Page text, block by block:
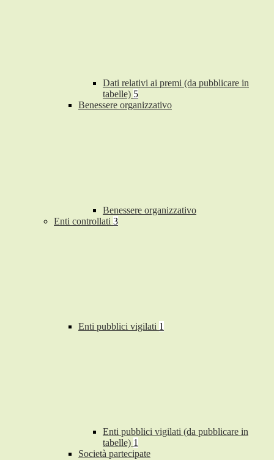
Dati relativi ai premi (da pubblicare in
tabelle) 5
Benessere organizzativo
Benessere organizzativo
Enti controllati 3
Enti pubblici vigilati 1
Enti pubblici vigilati (da pubblicare in
tabelle) 1
Società partecipate